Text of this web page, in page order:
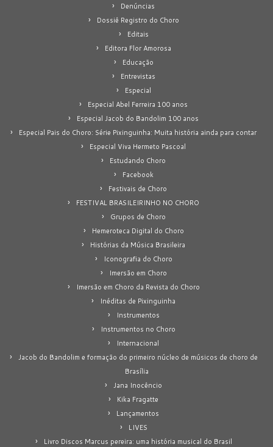
Denúncias
Dossiê Registro do Choro
Editais
Editora Flor Amorosa
Educação
Entrevistas
Especial
Especial Abel Ferreira 100 anos
Especial Jacob do Bandolim 100 anos
Especial Pais do Choro: Série Pixinguinha: Muita história ainda para contar
Especial Viva Hermeto Pascoal
Estudando Choro
Facebook
Festivais de Choro
FESTIVAL BRASILEIRINHO NO CHORO
Grupos de Choro
Hemeroteca Digital do Choro
Histórias da Música Brasileira
Iconografia do Choro
Imersão em Choro
Imersão em Choro da Revista do Choro
Inéditas de Pixinguinha
Instrumentos
Instrumentos no Choro
Internacional
Jacob do Bandolim e formação do primeiro núcleo de músicos de choro de
Brasília
Jana Inocêncio
Kika Fragatte
Lançamentos
LIVES
Livro Discos Marcus pereira: uma história musical do Brasil